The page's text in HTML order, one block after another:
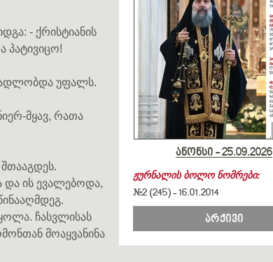
- ქრისტიანის
პატივიცო!
უფალს.
მყავ, რათა
და ის ევალებოდა,
ჩასვლისას
მოაყვანინა
ანონსი - 25.09.2026
ჟურნალის ბოლო ნომრები:
#2 (245)-16.01.2014
არქივი